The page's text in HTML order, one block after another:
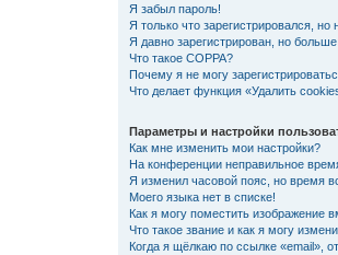
Я забыл пароль!
Я только что зарегистрировался, но
Я давно зарегистрирован, но
Что такое COPPA?
Почему я не могу
Что делает функция «Удалить
Параметры и настройки
Как мне изменить мои настройки?
На конференции неправильное
Я изменил часовой пояс, но время
Моего языка нет в списке!
Как я могу поместить изображение
Что такое звание и как я могу
Когда я щёлкаю по ссылке «email»,